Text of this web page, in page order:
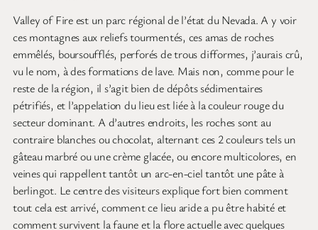
Valley of Fire est un parc régional de l’état du Nevada. A y voir
ces montagnes aux reliefs tourmentés, ces amas de roches
emmêlés, boursoufflés, perforés de trous difformes, j’aurais crû,
vu le nom, à des formations de lave. Mais non, comme pour le
reste de la région, il s’agit bien de dépôts sédimentaires
pétrifiés, et l’appelation du lieu est liée à la couleur rouge du
secteur dominant. A d’autres endroits, les roches sont au
contraire blanches ou chocolat, alternant ces 2 couleurs tels un
gâteau marbré ou une crème glacée, ou encore multicolores, en
veines qui rappellent tantôt un arc-en-ciel tantôt une pâte à
berlingot. Le centre des visiteurs explique fort bien comment
tout cela est arrivé, comment ce lieu aride a pu être habité et
comment survivent la faune et la flore actuelle avec quelques